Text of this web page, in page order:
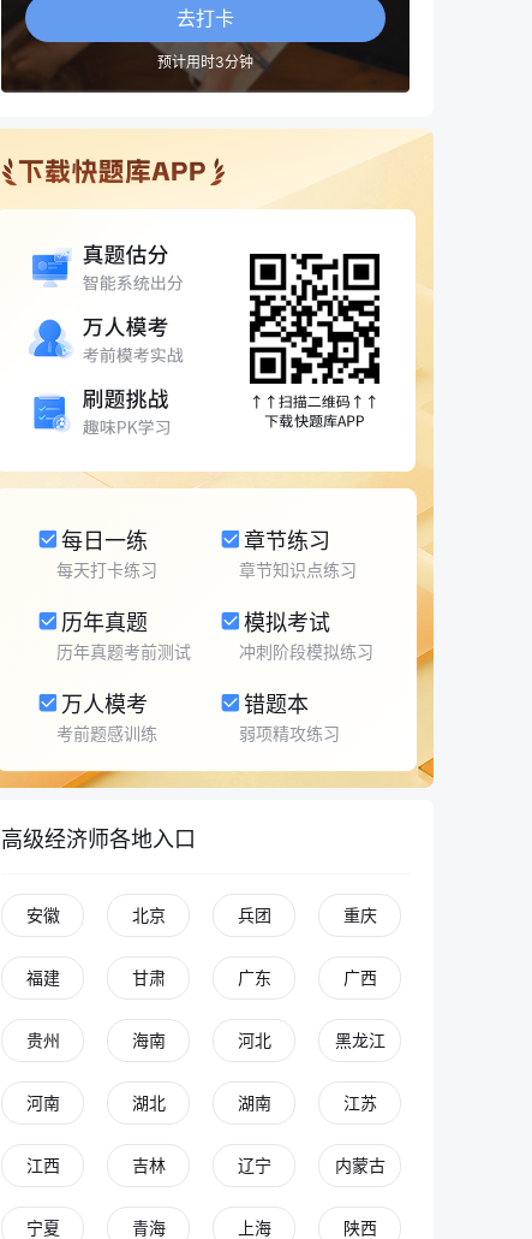
去打卡
预计用时3分钟
每日一练
每天打卡练习
章节练习
章节知识点练习
历年真题
历年真题考前测试
模拟考试
冲刺阶段模拟练习
万人模考
考前题感训练
错题本
弱项精攻练习
高级经济师各地入口
安徽 北京 兵团 重庆
福建 甘肃 广东 广西
贵州 海南 河北 黑龙江
河南 湖北 湖南 江苏
江西 吉林 辽宁 内蒙古
宁夏 青海 上海 陕西